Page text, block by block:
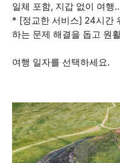
일체 포함, 지갑 없이 여행
* [정교한 서비스] 24시간
하는 문제 해결을 돕고 원
여행 일자를 선택하세요.